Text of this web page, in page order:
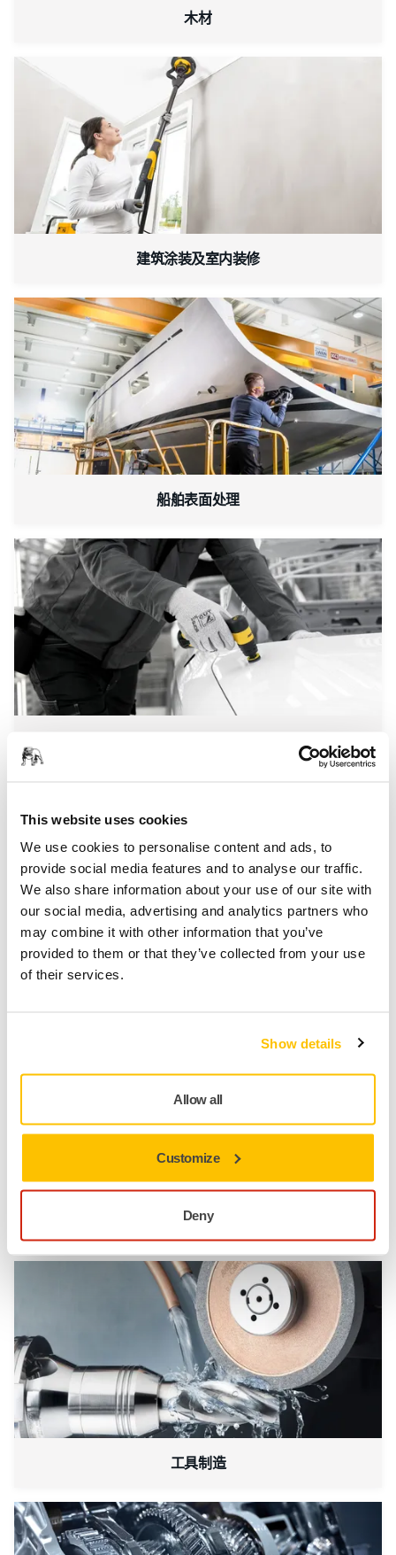
This website uses cookies
We use cookies to personalise content and ads, to
provide social media features and to analyse our traffic.
We also share information about your use of our site with
our social media, advertising and analytics partners who
may combine it with other information that you’ve
provided to them or that they’ve collected from your use
of their services.
Show details
Allow all
Customize
Deny
木材
建筑涂装及室内装修
船舶表面处理
打磨和抛光复合材料表面
手机屏幕翻新
工具制造